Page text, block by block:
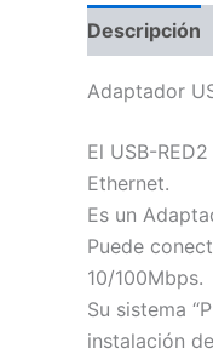
Descripción
Adaptador
El USB-
Ethernet.
Es un
Puede
10/100Mbps.
Su sistema
instalación